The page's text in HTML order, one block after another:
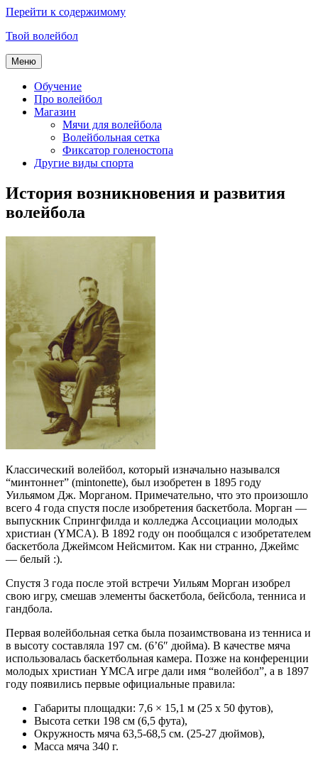
Перейти к содержимому
Твой волейбол
Меню
Обучение
Про волейбол
Магазин
Мячи для волейбола
Волейбольная сетка
Фиксатор голеностопа
Другие виды спорта
История возникновения и развития
волейбола
Классический волейбол, который изначально назывался
“минтоннет” (mintonette), был изобретен в 1895 году
Уильямом Дж. Морганом. Примечательно, что это произошло
всего 4 года спустя после изобретения баскетбола. Морган —
выпускник Спрингфилда и колледжа Ассоциации молодых
христиан (YMCA). В 1892 году он пообщался с изобретателем
баскетбола Джеймсом Нейсмитом. Как ни странно, Джеймс
— белый :).
Спустя 3 года после этой встречи Уильям Морган изобрел
свою игру, смешав элементы баскетбола, бейсбола, тенниса и
гандбола.
Первая волейбольная сетка была позаимствована из тенниса и
в высоту составляла 197 см. (6’6″ дюйма). В качестве мяча
использовалась баскетбольная камера. Позже на конференции
молодых христиан YMCA игре дали имя “волейбол”, а в 1897
году появились первые официальные правила:
Габариты площадки: 7,6 × 15,1 м (25 x 50 футов),
Высота сетки 198 см (6,5 фута),
Окружность мяча 63,5-68,5 см. (25-27 дюймов),
Масса мяча 340 г.